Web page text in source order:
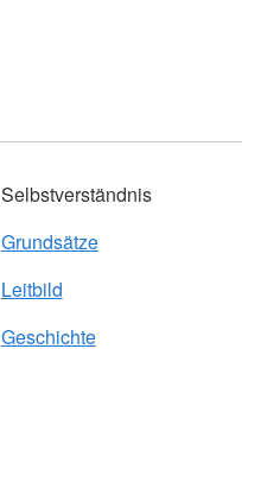
Selbstverständnis
Grundsätze
Leitbild
Geschichte